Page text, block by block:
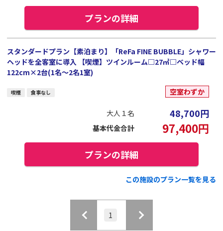
プランの詳細
スタンダードプラン【素泊まり】「ReFa FINE BUBBLE」シャワー
ヘッドを全客室に導入 【喫煙】ツインルーム□27㎡□ベッド幅
122cm×2台(1名～2名1室)
喫煙 食事なし 空室わずか
大人１名 48,700円
基本代金合計 97,400円
プランの詳細
この施設のプラン一覧を見る
1